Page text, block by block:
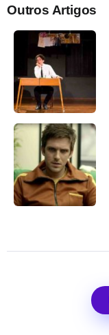
Outros Artigos